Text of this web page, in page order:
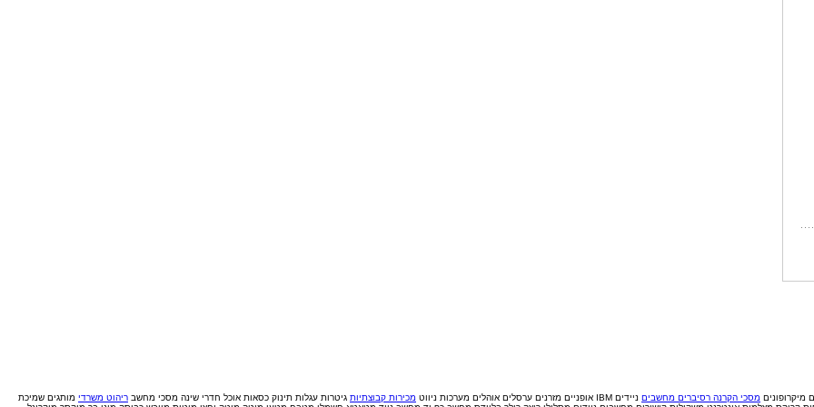
מיקרופונים מסכי הקרנה רסיברים מחשבים ניידים IBM אופניים מזרנים ערסלים אוהלים מערכות ניווט מכירות קבוצתיות גיטרות עגלות תינוק כסאות אוכל חדרי שינה מסכי מחשב ריהוט משרדי מותגים שמיכת